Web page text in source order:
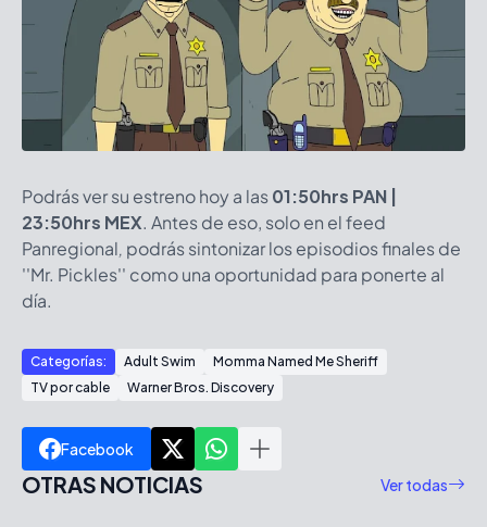
Podrás ver su estreno hoy a las01:50hrs PAN |
23:50hrs MEX. Antes de eso, solo en el feed
Panregional, podrás sintonizar los episodios finales de
''Mr. Pickles'' como una oportunidad para ponerte al
día.
Categorías: Adult Swim
Momma Named Me Sheriff
TV por cable
Warner Bros. Discovery
Facebook
OTRAS NOTICIAS Ver todas